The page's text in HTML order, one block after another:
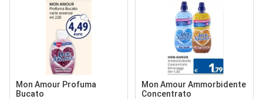
Mon Amour Profuma
Bucato
Mon Amour Ammorbidente
Concentrato